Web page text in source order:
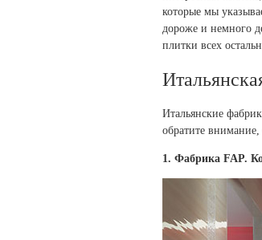
которые мы
дороже и немного
плитки всех
Итальянские
обратите
1. Фабрика FAP.